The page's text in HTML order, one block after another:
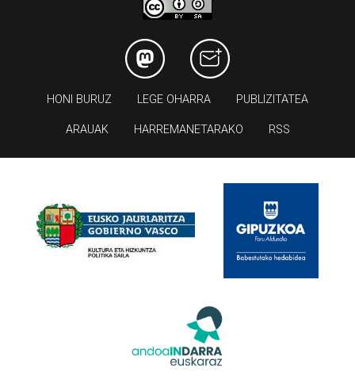
HONI BURUZ LEGE OHARRA PUBLIZITATEA
ARAUAK HARREMANETARAKO RSS